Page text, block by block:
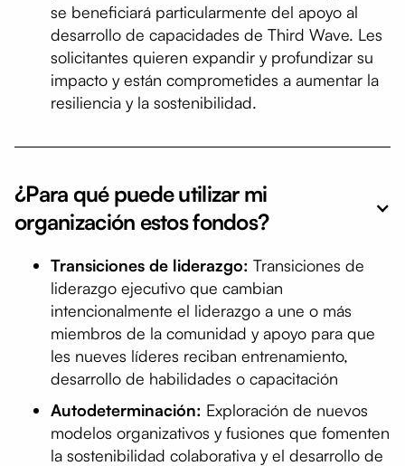
se beneficiará particularmente del apoyo al
desarrollo de capacidades de Third Wave. Les
solicitantes quieren expandir y profundizar su
impacto y están comprometides a aumentar la
resiliencia y la sostenibilidad.
¿Para qué puede utilizar mi
organización estos fondos?
Transiciones de liderazgo: Transiciones de
liderazgo ejecutivo que cambian
intencionalmente el liderazgo a une o más
miembros de la comunidad y apoyo para que
les nueves líderes reciban entrenamiento,
desarrollo de habilidades o capacitación
Autodeterminación: Exploración de nuevos
modelos organizativos y fusiones que fomenten
la sostenibilidad colaborativa y el desarrollo de